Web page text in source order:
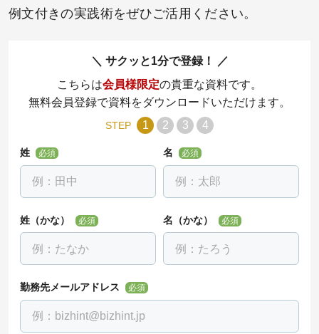
例文付きの実践術をぜひご活用ください。
サクッと1分で登録！
こちらは会員様限定の貴重な資料です。
無料会員登録で資料をダウンロードいただけます。
STEP 1 2 3 4
姓 必須 名 必須
姓（かな） 必須 名（かな） 必須
勤務先メールアドレス 必須